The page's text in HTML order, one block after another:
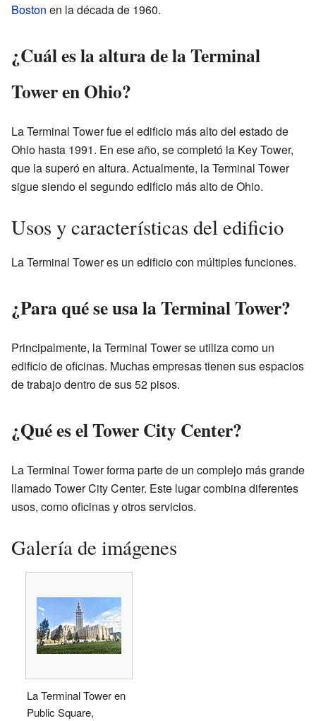
Boston en la década de 1960.
¿Cuál es la altura de la Terminal
Tower en Ohio?
La Terminal Tower fue el edificio más alto del estado de
Ohio hasta 1991. En ese año, se completó la Key Tower,
que la superó en altura. Actualmente, la Terminal Tower
sigue siendo el segundo edificio más alto de Ohio.
Usos y características del edificio
La Terminal Tower es un edificio con múltiples funciones.
¿Para qué se usa la Terminal Tower?
Principalmente, la Terminal Tower se utiliza como un
edificio de oficinas. Muchas empresas tienen sus espacios
de trabajo dentro de sus 52 pisos.
¿Qué es el Tower City Center?
La Terminal Tower forma parte de un complejo más grande
llamado Tower City Center. Este lugar combina diferentes
usos, como oficinas y otros servicios.
Galería de imágenes
La Terminal Tower en
Public Square,